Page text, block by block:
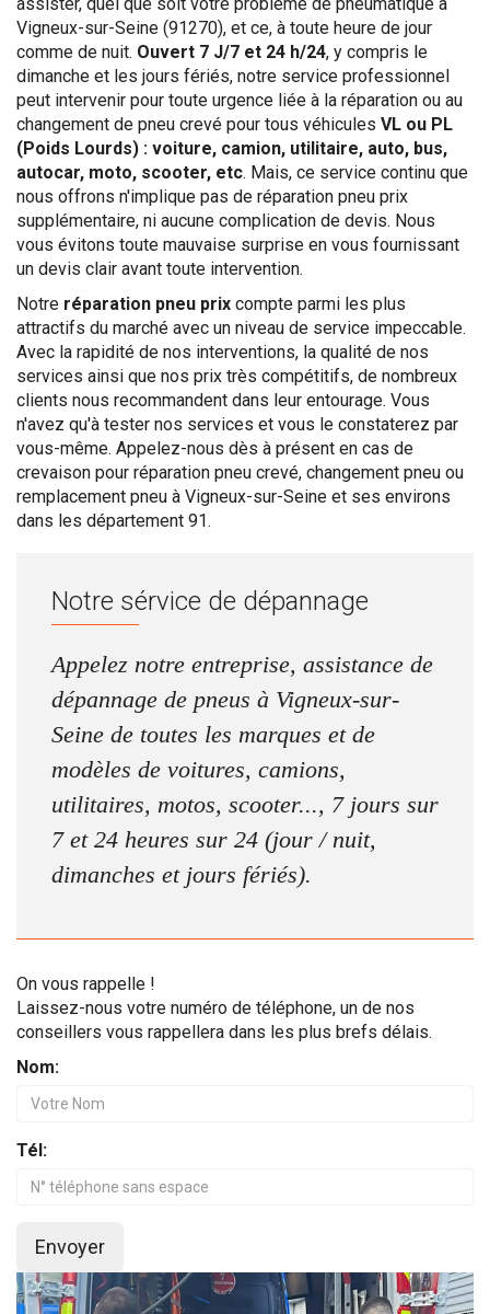
Vigneux-sur-Seine (91270), et ce, à toute heure de jour
comme de nuit. Ouvert 7 J/7 et 24 h/24, y compris le
dimanche et les jours fériés, notre service professionnel
peut intervenir pour toute urgence liée à la réparation ou au
changement de pneu crevé pour tous véhicules VL ou PL
(Poids Lourds) : voiture, camion, utilitaire, auto, bus,
autocar, moto, scooter, etc. Mais, ce service continu que
nous offrons n'implique pas de réparation pneu prix
supplémentaire, ni aucune complication de devis. Nous
vous évitons toute mauvaise surprise en vous fournissant
un devis clair avant toute intervention.
Notre réparation pneu prix compte parmi les plus
attractifs du marché avec un niveau de service impeccable.
Avec la rapidité de nos interventions, la qualité de nos
services ainsi que nos prix très compétitifs, de nombreux
clients nous recommandent dans leur entourage. Vous
n'avez qu'à tester nos services et vous le constaterez par
vous-même. Appelez-nous dès à présent en cas de
crevaison pour réparation pneu crevé, changement pneu ou
remplacement pneu à Vigneux-sur-Seine et ses environs
dans les département 91.
Notre sérvice de dépannage
Appelez notre entreprise, assistance de
dépannage de pneus à Vigneux-sur-
Seine de toutes les marques et de
modèles de voitures, camions,
utilitaires, motos, scooter..., 7 jours sur
7 et 24 heures sur 24 (jour / nuit,
dimanches et jours fériés).
On vous rappelle !
Laissez-nous votre numéro de téléphone, un de nos
conseillers vous rappellera dans les plus brefs délais.
Nom:
Tél:
Envoyer